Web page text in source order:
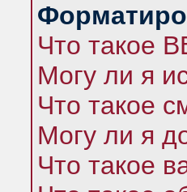
Что такое
Могу ли я
Что такое
Могу ли я
Что такое